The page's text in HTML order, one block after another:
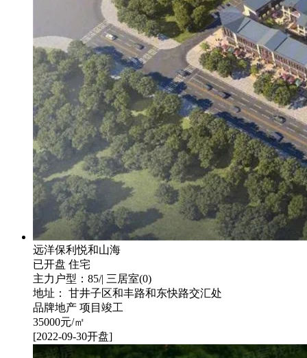
远洋保利悦和山海
已开盘 住宅
主力户型：85/| 三居室(0)
地址： 甘井子区和丰路和东快路交汇处
品牌地产 项目竣工
35000元/㎡
[2022-09-30开盘]